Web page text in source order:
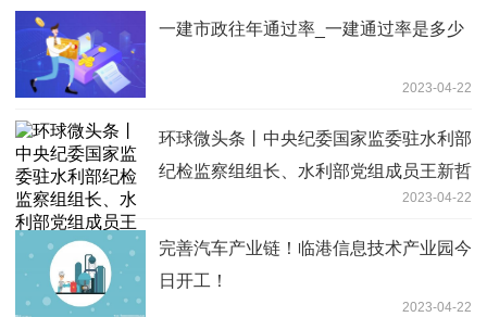
一建市政往年通过率_一建通过率是多少
2023-04-22
环球微头条丨中央纪委国家监委驻水利部
纪检监察组组长、水利部党组成员王新哲
2023-04-22
完善汽车产业链！临港信息技术产业园今
日开工！
2023-04-22